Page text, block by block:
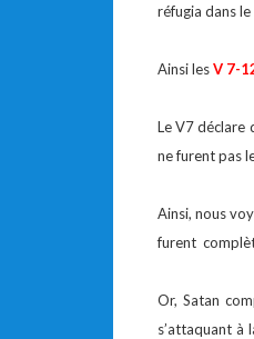
réfugia dans
Ainsi lesV 7-
Le V7 déclare
ne furent pas
Ainsi, nous
furent
Or, Satan
s’attaquant à